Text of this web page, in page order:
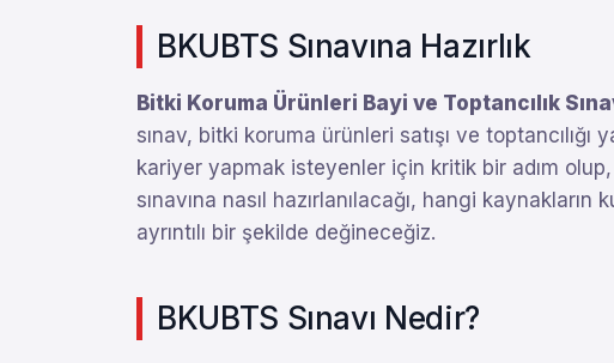
BKUBTS Sınavına Hazırlık
Bitki Koruma Ürünleri Bayi ve Toptancılık
sınav, bitki koruma ürünleri satışı ve
kariyer yapmak isteyenler için kritik bir adım olup,
sınavına nasıl hazırlanılacağı, hangi kaynakların
ayrıntılı bir şekilde değineceğiz.
BKUBTS Sınavı Nedir?